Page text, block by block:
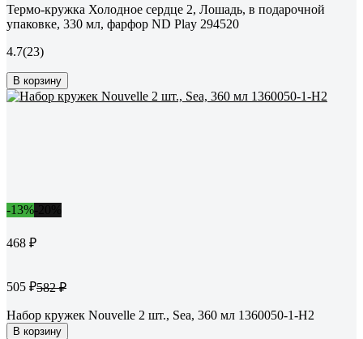
Термо-кружка Холодное сердце 2, Лошадь, в подарочной
упаковке, 330 мл, фарфор ND Play 294520
4.7(23)
В корзину
-13%
468 ₽
505 ₽582 ₽
Набор кружек Nouvelle 2 шт., Sea, 360 мл 1360050-1-Н2
В корзину